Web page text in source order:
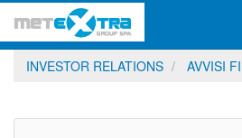
INVESTOR RELATIONS AVVISI